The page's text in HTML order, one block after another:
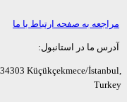
به صفحه ارتباط با ما
ما در استانبول:
34303 Küçükçekmece/